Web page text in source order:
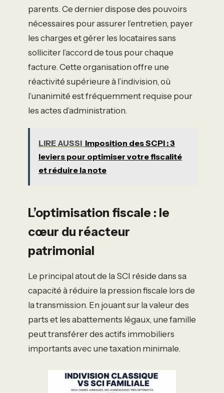
parents. Ce dernier dispose des pouvoirs
nécessaires pour assurer l’entretien, payer
les charges et gérer les locataires sans
solliciter l’accord de tous pour chaque
facture. Cette organisation offre une
réactivité supérieure à l’indivision, où
l’unanimité est fréquemment requise pour
les actes d’administration.
LIRE AUSSI Imposition des SCPI : 3
leviers pour optimiser votre fiscalité
et réduire la note
L’optimisation fiscale : le
cœur du réacteur
patrimonial
Le principal atout de la SCI réside dans sa
capacité à réduire la pression fiscale lors de
la transmission. En jouant sur la valeur des
parts et les abattements légaux, une famille
peut transférer des actifs immobiliers
importants avec une taxation minimale.